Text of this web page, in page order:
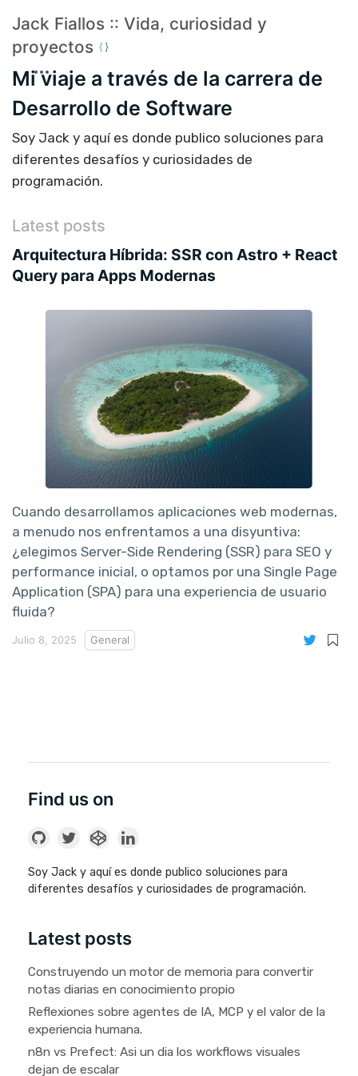
Jack Fiallos :: Vida, curiosidad y
proyectos
Mi viaje a través de la carrera de
Desarrollo de Software
Soy Jack y aquí es donde publico soluciones para
diferentes desafíos y curiosidades de
programación.
Latest posts
Arquitectura Híbrida: SSR con Astro + React
Query para Apps Modernas
Cuando desarrollamos aplicaciones web modernas,
a menudo nos enfrentamos a una disyuntiva:
¿elegimos Server-Side Rendering (SSR) para SEO y
performance inicial, o optamos por una Single Page
Application (SPA) para una experiencia de usuario
fluida?
Julio 8, 2025 General
Find us on
Soy Jack y aquí es donde publico soluciones para
diferentes desafíos y curiosidades de programación.
Latest posts
Construyendo un motor de memoria para convertir
notas diarias en conocimiento propio
Reflexiones sobre agentes de IA, MCP y el valor de la
experiencia humana.
n8n vs Prefect: Asi un dia los workflows visuales
dejan de escalar